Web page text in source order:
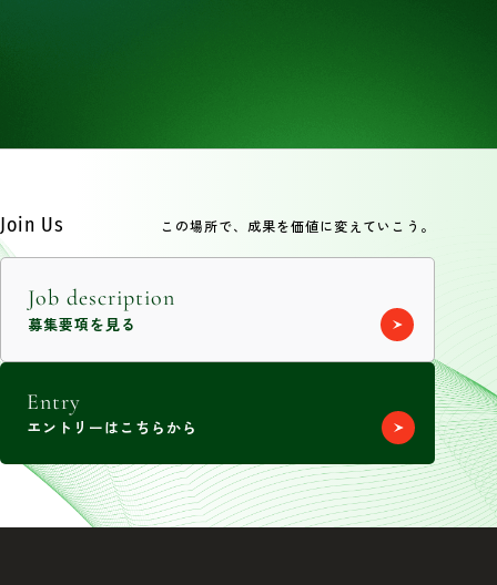
Join Us この場所で、成果を価値に変えていこう。
Job description
募集要項を見る
Entry
エントリーはこちらから